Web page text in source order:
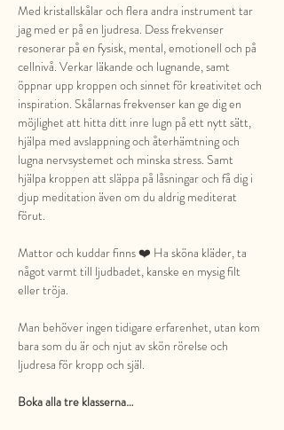
Med kristallskålar och flera andra instrument tar
jag med er på en ljudresa. Dess frekvenser
resonerar på en fysisk, mental, emotionell och på
cellnivå. Verkar läkande och lugnande, samt
öppnar upp kroppen och sinnet för kreativitet och
inspiration. Skålarnas frekvenser kan ge dig en
möjlighet att hitta ditt inre lugn på ett nytt sätt,
hjälpa med avslappning och återhämtning och
lugna nervsystemet och minska stress. Samt
hjälpa kroppen att släppa på låsningar och få dig i
djup meditation även om du aldrig mediterat
förut.
Mattor och kuddar finns ❤️ Ha sköna kläder, ta
något varmt till ljudbadet, kanske en mysig filt
eller tröja.
Man behöver ingen tidigare erfarenhet, utan kom
bara som du är och njut av skön rörelse och
ljudresa för kropp och själ.
Boka alla tre klasserna…